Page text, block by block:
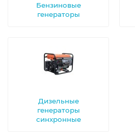
Бензиновые
генераторы
Дизельные
генераторы
синхронные